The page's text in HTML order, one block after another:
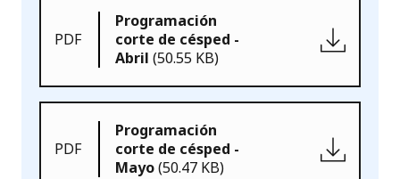
PDF
Programación
corte de césped -
Abril (50.55 KB)
PDF
Programación
corte de césped -
Mayo(50.47 KB)